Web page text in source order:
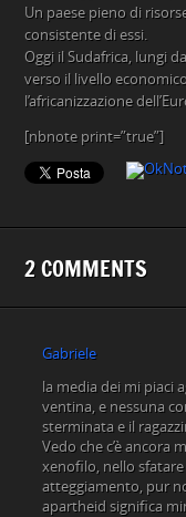
Un paese pieno di
consistente di essi.
Oggi il Sudafrica, lungi
verso il livello
l’africanizzazione
[nbnote print=”true”]
2 COMMENTS
Gabriele
la media dei mi piaci
ventina, e nessuna
sterminata e il
Vedo che c’è ancora
xenofilo, nello
atteggiamento, pur
apartheid significa